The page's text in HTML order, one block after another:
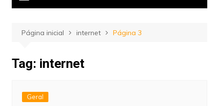
Página inicial internet Página 3
Tag: internet
Geral